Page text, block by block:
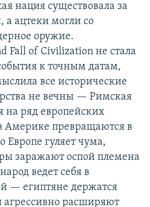
нация существовала за
ацтеки могли со
оружие.
Fall of Civilization не стала
к точным датам,
все исторические
не вечны — Римская
на ряд европейских
Америке превращаются в
гуляет чума,
заражают оспой племена
ведет себя в
— египтяне держатся
расширяют